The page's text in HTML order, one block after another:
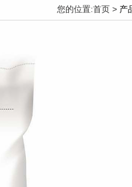
您的位置:首页 > 产